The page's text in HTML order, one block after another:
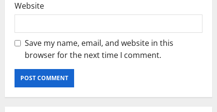
Website
Save my name, email, and website in this
browser for the next time I comment.